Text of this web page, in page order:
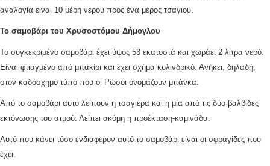
αναλογία είναι 10 μέρη νερού προς ένα μέρος τσαγιού.
Το σαμοβάρι του Χρυσοστόμου Δήμογλου
Το συγκεκριμένο σαμοβάρι έχει ύψος 53 εκατοστά και χωράει 2 λίτρα νερό.
Είναι φτιαγμένο από μπακίρι και έχει σχήμα κυλινδρικό. Ανήκει, δηλαδή,
στον καδόσχημο τύπο που οι Ρώσοι ονομάζουν μπάνκα.
Από το σαμοβάρι αυτό λείπουν η τσαγιέρα και η μία από τις δύο βαλβίδες
εκτόνωσης του ατμού. Λείπει ακόμη η προέκταση-καμινάδα.
Αυτό που κάνει τόσο ενδιαφέρον αυτό το σαμοβάρι είναι οι σφραγίδες που
έχει.